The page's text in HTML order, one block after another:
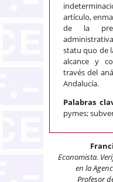
artículo,
de la
statu quo de
alcance y
través del
Andalucía.
Palabras
pymes;
Economista.
en la
Profesor